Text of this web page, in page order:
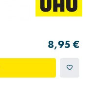
8,95 €